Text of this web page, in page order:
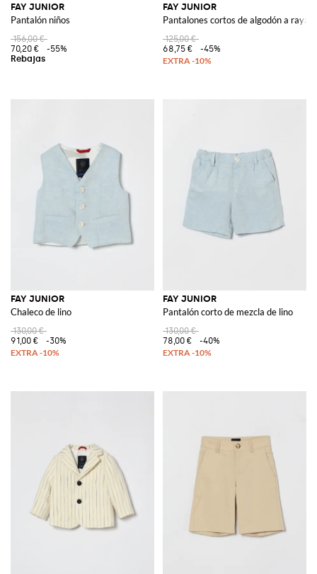
FAY JUNIOR
Pantalón niños
156,00 €
70,20 €
-55%
FAY JUNIOR
Pantalones cortos de algodón a rayas
125,00 €
68,75 €
-45%
FAY JUNIOR
Chaleco de lino
130,00 €
91,00 €
-30%
FAY JUNIOR
Pantalón corto de mezcla de lino
130,00 €
78,00 €
-40%